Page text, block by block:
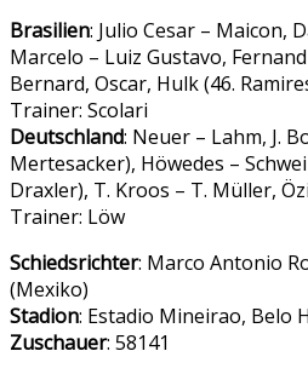
Brasilien: Julio Cesar – Maicon,
Marcelo – Luiz Gustavo,
Bernard, Oscar, Hulk (46.
Trainer: Scolari
Deutschland: Neuer – Lahm, J.
Mertesacker), Höwedes –
Draxler), T. Kroos – T. Müller,
Trainer: Löw
Schiedsrichter: Marco Antonio
(Mexiko)
Stadion: Estadio Mineirao, Belo
Zuschauer: 58141